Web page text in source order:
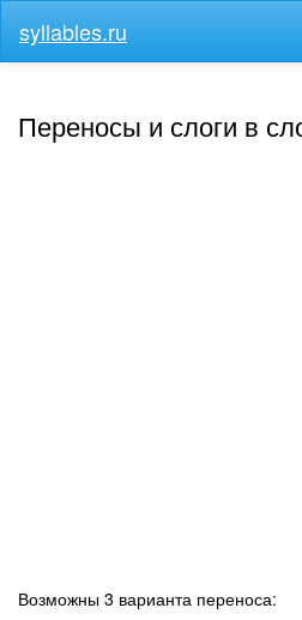
syllables.ru
Переносы и слоги в
Возможны 3 варианта переноса: